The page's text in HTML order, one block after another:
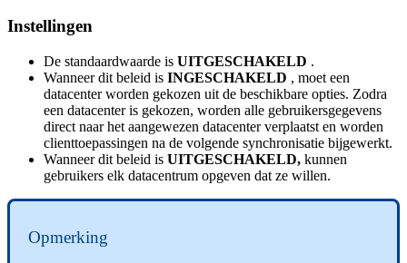
Instellingen
De standaardwaarde is UITGESCHAKELD .
Wanneer dit beleid is INGESCHAKELD , moet een
datacenter worden gekozen uit de beschikbare opties. Zodra
een datacenter is gekozen, worden alle gebruikersgegevens
direct naar het aangewezen datacenter verplaatst en worden
clienttoepassingen na de volgende synchronisatie bijgewerkt.
Wanneer dit beleid is UITGESCHAKELD, kunnen
gebruikers elk datacentrum opgeven dat ze willen.
Opmerking